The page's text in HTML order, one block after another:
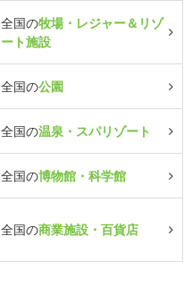
全国の牧場・レジャー＆リゾ
ート施設
全国の公園
全国の温泉・スパリゾート
全国の博物館・科学館
全国の商業施設・百貨店